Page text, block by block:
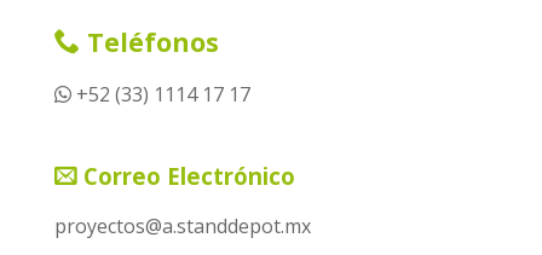
Teléfonos
+52 (33) 1114 17 17
Correo Electrónico
proyectos@a.standdepot.mx